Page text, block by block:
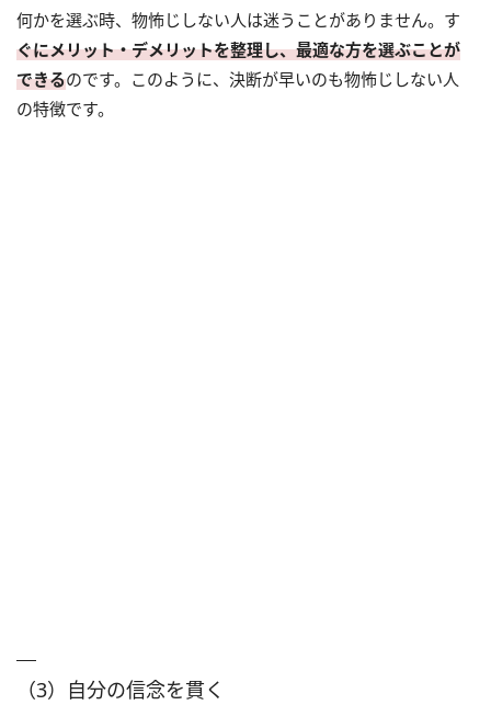
何かを選ぶ時、物怖じしない人は迷うことがありません。す
ぐにメリット・デメリットを整理し、最適な方を選ぶことが
できるのです。このように、決断が早いのも物怖じしない人
の特徴です。
（3）自分の信念を貫く